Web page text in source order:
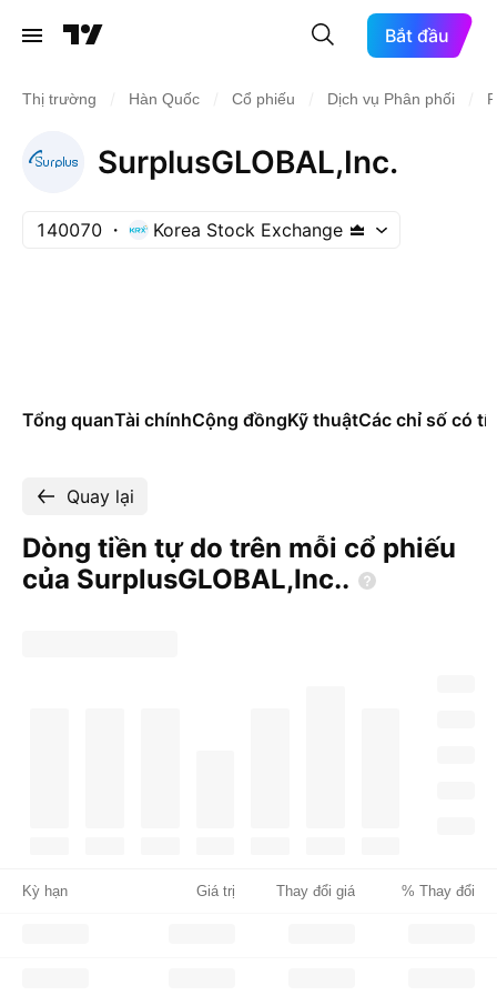
Bắt đầu
Thị trường Hàn Quốc Cổ phiếu Dịch vụ Phân phối
SurplusGLOBAL,Inc.
140070 Korea Stock Exchange
Tổng quanTài chínhCộng đồngKỹ thuậtCác chỉ số có
Quay lại
Dòng tiền tự do trên mỗi cổ phiếu
của SurplusGLOBAL,Inc..
Kỳ hạn Giá trị Thay đổi giá % Thay đổi